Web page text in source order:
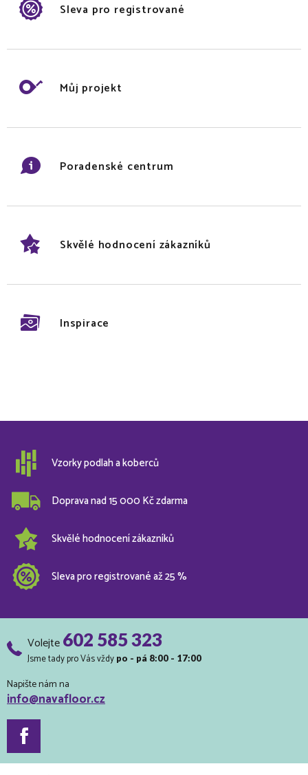
Sleva pro registrované
Můj projekt
Poradenské centrum
Skvělé hodnocení zákazníků
Inspirace
Vzorky podlah a koberců
Doprava nad 15 000 Kč zdarma
Skvělé hodnocení zákazníků
Sleva pro registrované až 25 %
Volejte602 585 323
Jsme tady pro Vás vždy po - pá 8:00 - 17:00
Napište nám na
info@navafloor.cz